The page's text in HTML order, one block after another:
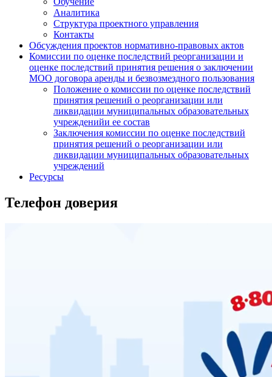
Аналитика
Структура проектного управления
Контакты
Обсуждения проектов нормативно-правовых актов
Комиссии по оценке последствий реорганизации и
оценке последствий принятия решения о заключении
МОО договора аренды и безвозмездного пользования
Положение о комиссии по оценке последствий
принятия решений о реорганизации или
ликвидации муниципальных образовательных
учрежденийи ее состав
Заключения комиссии по оценке последствий
принятия решений о реорганизации или
ликвидации муниципальных образовательных
учреждений
Ресурсы
Телефон доверия